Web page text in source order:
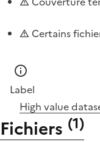
Certains
Label
High value
Fichiers (1)